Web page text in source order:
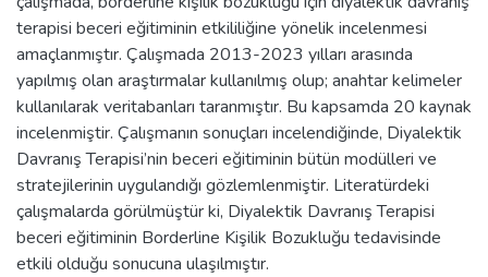
terapisi beceri eğitiminin etkililiğine yönelik incelenmesi
amaçlanmıştır. Çalışmada 2013-2023 yılları arasında
yapılmış olan araştırmalar kullanılmış olup; anahtar kelimeler
kullanılarak veritabanları taranmıştır. Bu kapsamda 20 kaynak
incelenmiştir. Çalışmanın sonuçları incelendiğinde, Diyalektik
Davranış Terapisi’nin beceri eğitiminin bütün modülleri ve
stratejilerinin uygulandığı gözlemlenmiştir. Literatürdeki
çalışmalarda görülmüştür ki, Diyalektik Davranış Terapisi
beceri eğitiminin Borderline Kişilik Bozukluğu tedavisinde
etkili olduğu sonucuna ulaşılmıştır.